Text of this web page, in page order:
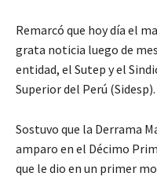
Remarcó que hoy día el
grata noticia luego de
entidad, el Sutep y el
Superior del Perú (Sidesp).
Sostuvo que la Derrama
amparo en el Décimo
que le dio en un primer